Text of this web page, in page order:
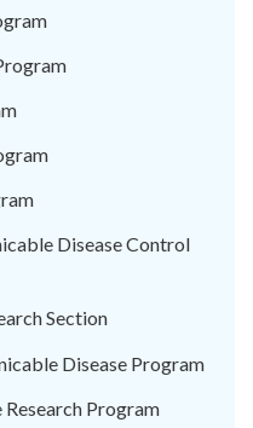
Disease Control
Section
Disease Program
Program